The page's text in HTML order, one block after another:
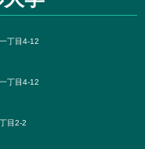
丁目4-12
丁目4-12
目2-2